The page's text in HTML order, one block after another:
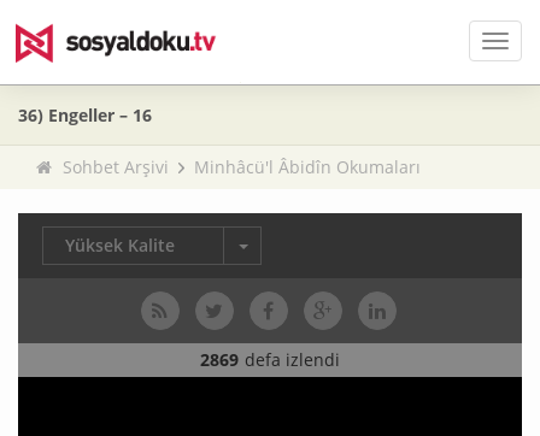
Menü
36) Engeller – 16
Sohbet Arşivi Minhâcü'l Âbidîn Okumaları
Yüksek Kalite
2869 defa izlendi